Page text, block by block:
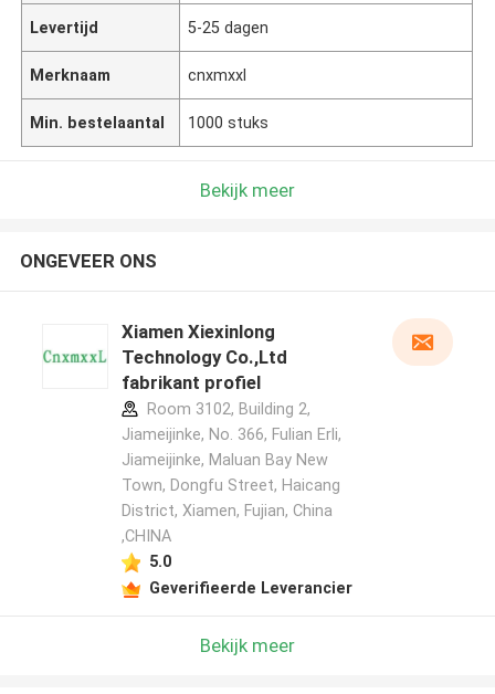
Levertijd 5-25 dagen
Merknaam cnxmxxl
Min. bestelaantal 1000 stuks
Bekijk meer
ONGEVEER ONS
Xiamen Xiexinlong
Technology Co.,Ltd
fabrikant profiel
Room 3102, Building 2,
Jiameijinke, No. 366, Fulian Erli,
Jiameijinke, Maluan Bay New
Town, Dongfu Street, Haicang
District, Xiamen, Fujian, China
,CHINA
5.0
Geverifieerde Leverancier
Bekijk meer